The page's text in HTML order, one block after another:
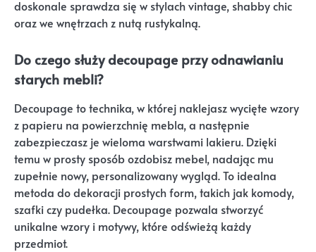
doskonale sprawdza się w stylach vintage, shabby chic
oraz we wnętrzach z nutą rustykalną.
Do czego służy decoupage przy odnawianiu
starych mebli?
Decoupage to technika, w której naklejasz wycięte wzory
z papieru na powierzchnię mebla, a następnie
zabezpieczasz je wieloma warstwami lakieru. Dzięki
temu w prosty sposób ozdobisz mebel, nadając mu
zupełnie nowy, personalizowany wygląd. To idealna
metoda do dekoracji prostych form, takich jak komody,
szafki czy pudełka. Decoupage pozwala stworzyć
unikalne wzory i motywy, które odświeżą każdy
przedmiot.